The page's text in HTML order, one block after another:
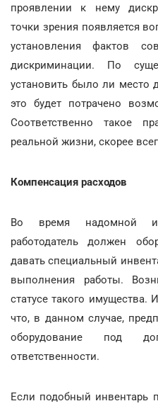
проявлении к нему
точки зрения появляется
установления фактов
дискриминации. По
установить было ли место
это будет потрачено
Соответственно такое
реальной жизни, скорее
Компенсация расходов
Во время надомной и
работодатель должен
давать специальный
выполнения работы.
статусе такого имущества.
что, в данном случае,
оборудование под
ответственности.
Если подобный инвентарь